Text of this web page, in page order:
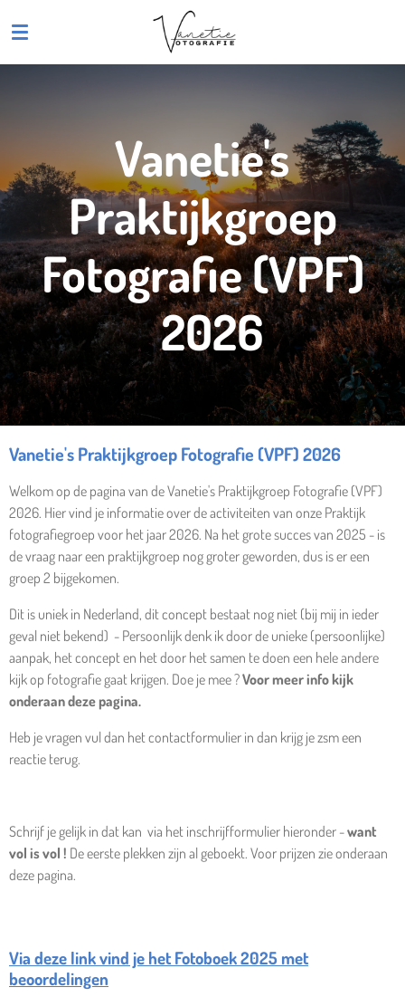
direct
naar
Vanetie's
Praktijkgroep
Fotografie (VPF)
2026
Vanetie's Praktijkgroep Fotografie (VPF) 2026
Welkom op de pagina van de Vanetie's Praktijkgroep Fotografie (VPF)
2026. Hier vind je informatie over de activiteiten van onze Praktijk
fotografiegroep voor het jaar 2026. Na het grote succes van 2025 - is
de vraag naar een praktijkgroep nog groter geworden, dus is er een
groep 2 bijgekomen.
Dit is uniek in Nederland, dit concept bestaat nog niet (bij mij in ieder
geval niet bekend) - Persoonlijk denk ik door de unieke (persoonlijke)
aanpak, het concept en het door het samen te doen een hele andere
kijk op fotografie gaat krijgen. Doe je mee ?Voor meer info kijk
onderaan deze pagina.
Heb je vragen vul dan het contactformulier in dan krijg je zsm een
reactie terug.
Schrijf je gelijk in dat kan via het inschrijfformulier hieronder -want
vol is vol ! De eerste plekken zijn al geboekt. Voor prijzen zie onderaan
deze pagina.
Via deze link vind je het Fotoboek 2025 met
beoordelingen